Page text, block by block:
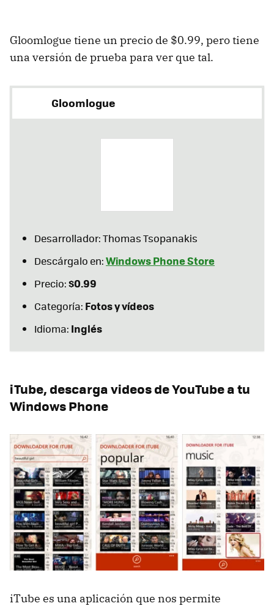
Gloomlogue tiene un precio de $0.99, pero tiene
una versión de prueba para ver que tal.
Gloomlogue
Desarrollador: Thomas Tsopanakis
Descárgalo en:Windows Phone Store
Precio:$0.99
Categoría: Fotos y vídeos
Idioma: Inglés
iTube, descarga videos de YouTube a tu
Windows Phone
iTube es una aplicación que nos permite